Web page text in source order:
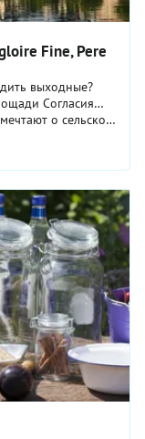
Fine, Pere
выходные?
Согласия…
о сельской
морского прибоя.
– это